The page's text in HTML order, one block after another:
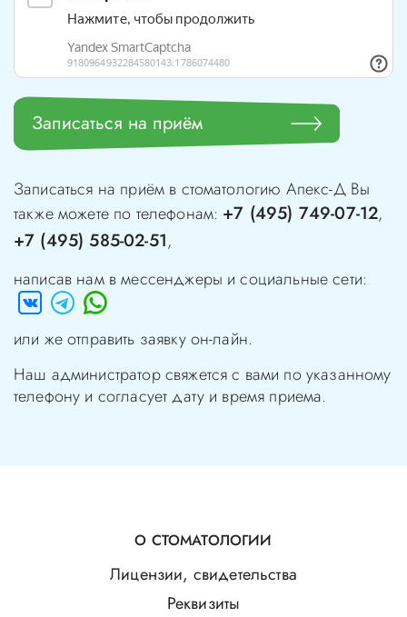
Записаться на приём
Записаться на приём в стоматологию Апекс-ДВы
также можете по телефонам: +7 (495) 749-07-12,
+7 (495) 585-02-51,
написав нам в мессенджеры и социальные сети:
или же отправить заявку он-лайн.
Наш администратор свяжется с вами по указанному
телефону и согласует дату и время приема.
О СТОМАТОЛОГИИ
Лицензии, свидетельства
Реквизиты